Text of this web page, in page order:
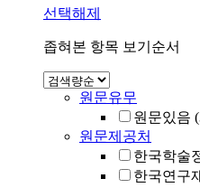
선택해제
좁혀본 항목 보기순서
원문유무
원문있음
원문제공처
한국학술
한국연구